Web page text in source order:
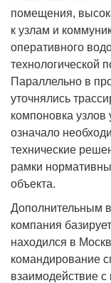
помещения,
к узлам и
оперативного
технологической
Параллельно в
уточнялись
компоновка узлов
означало
технические
рамки
объекта.
Дополнительным
компания
находился в
командирование
взаимодействие